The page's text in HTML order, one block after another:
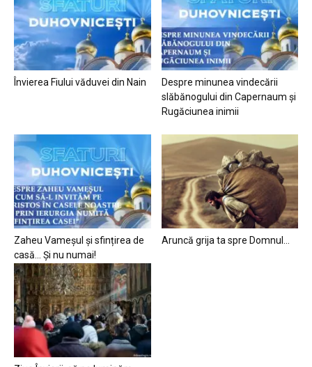
Învierea Fiului văduvei din Nain
Despre minunea vindecării
slăbănogului din Capernaum și
Rugăciunea inimii
Zaheu Vameșul și sfințirea de
casă… Și nu numai!
Aruncă grija ta spre Domnul…